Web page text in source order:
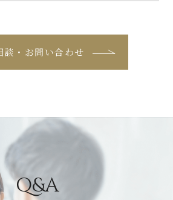
談・お問い合わせ
Q&A